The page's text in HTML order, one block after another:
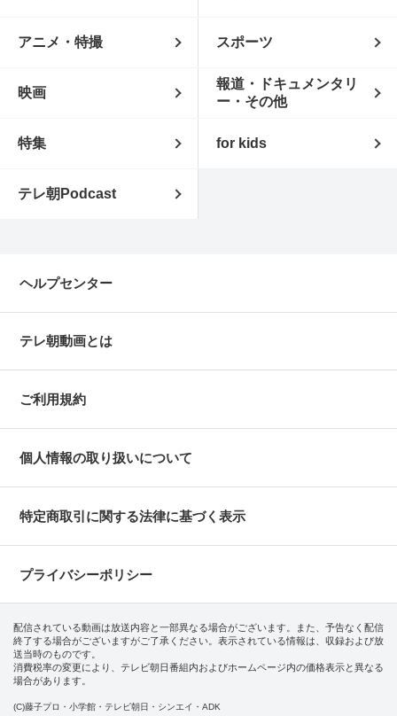
アニメ・特撮 スポーツ
映画
報道・ドキュメンタリ
ー・その他
特集 for kids
テレ朝Podcast
ヘルプセンター
テレ朝動画とは
ご利用規約
個人情報の取り扱いについて
特定商取引に関する法律に基づく表示
プライバシーポリシー
配信されている動画は放送内容と一部異なる場合がございます。また、予告なく配信
終了する場合がございますがご了承ください。表示されている情報は、収録および放
送当時のものです。
消費税率の変更により、テレビ朝日番組内およびホームページ内の価格表示と異なる
場合があります。
(C)藤子プロ・小学館・テレビ朝日・シンエイ・ADK